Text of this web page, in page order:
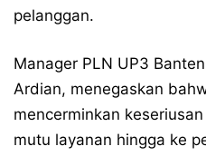
pelanggan.
Manager PLN UP3
Ardian, menegaskan
mencerminkan
mutu layanan hingga ke